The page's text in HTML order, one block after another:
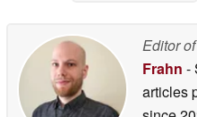
Editor
Frahn -
articles